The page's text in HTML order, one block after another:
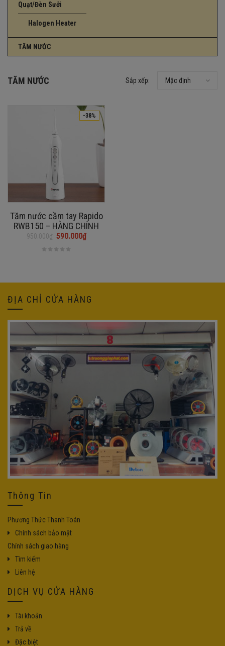
Quạt/Đèn Sưởi
Halogen Heater
TĂM NƯỚC
TĂM NƯỚC Sắp xếp: Mặc định
-38%
Tăm nước cầm tay Rapido
RWB150 – HÀNG CHÍNH
HÃNG
950.000₫ 590.000₫
590.000₫.
ĐỊA CHỈ CỬA HÀNG
Thông Tin
Phương Thức Thanh Toán
Chính sách bảo mật
Chính sách giao hàng
Tìm kiếm
Liên hệ
DỊCH VỤ CỬA HÀNG
Tài khoản
Trả về
Đặc biệt